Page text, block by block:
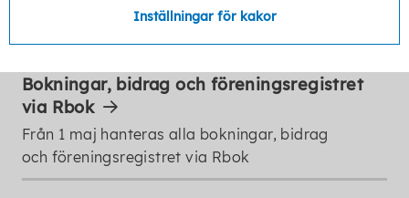
Bokningar, bidrag och föreningsregistret
via Rbok
Från 1 maj hanteras alla bokningar, bidrag
och föreningsregistret via Rbok
Inställningar för kakor